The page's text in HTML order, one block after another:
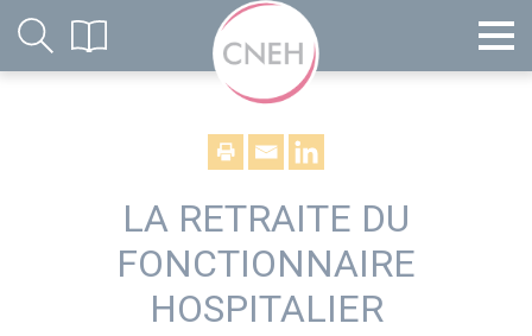
LA RETRAITE DU
FONCTIONNAIRE
HOSPITALIER